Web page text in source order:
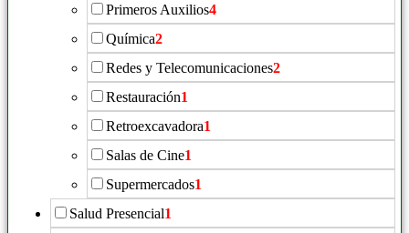
Primeros Auxilios4
Química2
Redes y Telecomunicaciones2
Restauración1
Retroexcavadora1
Salas de Cine1
Supermercados1
Salud Presencial1